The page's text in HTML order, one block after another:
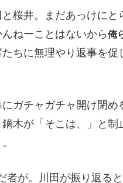
桜井。まだあっけに
ねーことはないから俺
ちに無理やり返事を促
ガチャガチャ開け閉
木が「そこは、」と
が。川田が振り返る